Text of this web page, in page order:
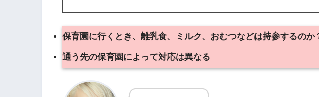
保育園に行くとき、離乳食、ミルク、おむつなどは持参するのか
通う先の保育園によって対応は異なる